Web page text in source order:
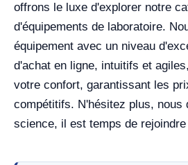
offrons le luxe d'explorer notre
d'équipements de laboratoire.
équipement avec un niveau
d'achat en ligne, intuitifs et
votre confort, garantissant les
compétitifs. N'hésitez plus, nous
science, il est temps de